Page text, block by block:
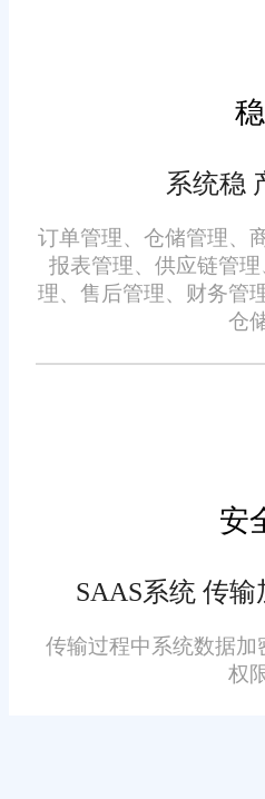
站对于您因信赖该信息引起的损失
容，包括但不限于文字、图片、标
单位或个人认为本网站中的网页或
嫌侵犯知识产权时，请及时与我们
明及详细不实或侵权情况证明，我
稳
系统稳
订单管理、仓储管理、
报表管理、供应链管
理、售后管理、财务管
仓
安
SAAS系统 传
传输过程中系统数据加
权